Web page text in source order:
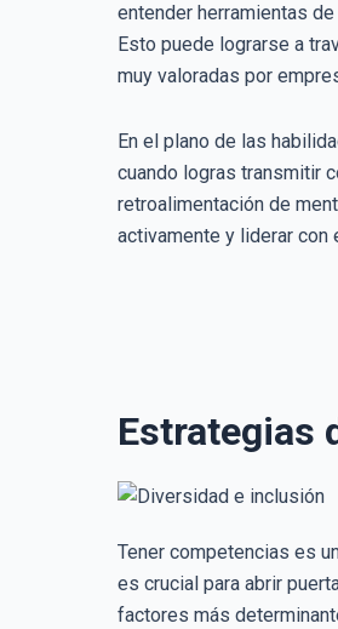
entender herramientas
Esto puede lograrse a
muy valoradas por
En el plano de las
cuando logras transmitir
retroalimentación de
activamente y liderar
Estrategias
Tener competencias es
es crucial para abrir
factores más